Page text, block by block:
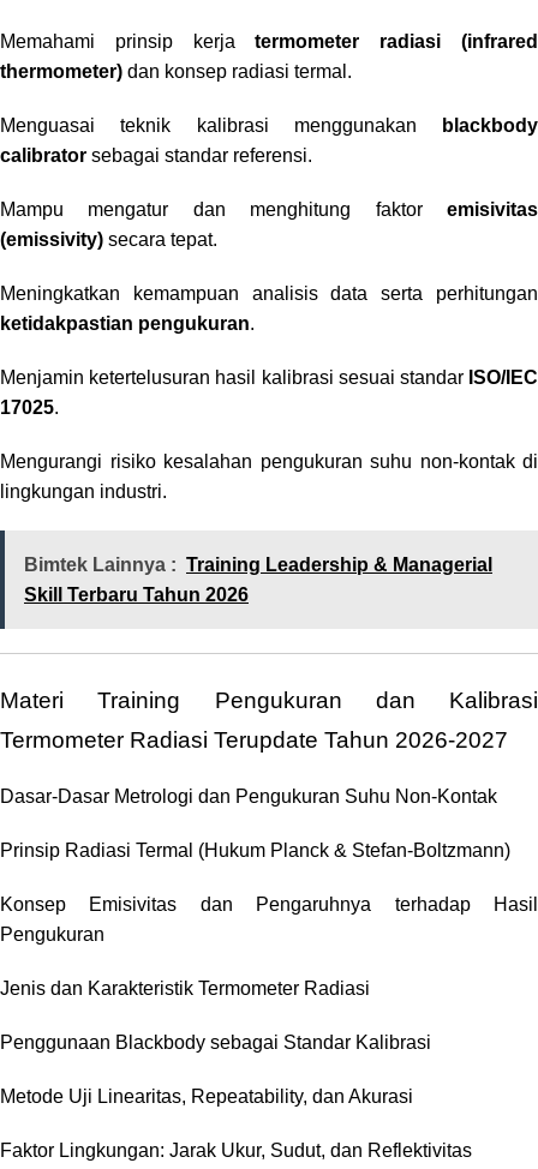
Memahami prinsip kerjatermometer radiasi (infrared
thermometer) dan konsep radiasi termal.
Menguasai teknik kalibrasi menggunakan
blackbody
calibrator sebagai standar referensi.
Mampu mengatur dan menghitung faktor emisivitas
(emissivity) secara tepat.
Meningkatkan kemampuan analisis data serta perhitungan
ketidakpastian pengukuran.
Menjamin ketertelusuran hasil kalibrasi sesuai standar ISO/IEC
17025.
Mengurangi risiko kesalahan pengukuran suhu non-kontak di
lingkungan industri.
Bimtek Lainnya : Training Leadership & Managerial
Skill Terbaru Tahun 2026
Materi Training Pengukuran dan Kalibrasi
Termometer Radiasi Terupdate Tahun 2026-2027
Dasar-Dasar Metrologi dan Pengukuran Suhu Non-Kontak
Prinsip Radiasi Termal (Hukum Planck & Stefan-Boltzmann)
Konsep Emisivitas dan Pengaruhnya terhadap Hasil
Pengukuran
Jenis dan Karakteristik Termometer Radiasi
Penggunaan Blackbody sebagai Standar Kalibrasi
Metode Uji Linearitas, Repeatability, dan Akurasi
Faktor Lingkungan: Jarak Ukur, Sudut, dan Reflektivitas